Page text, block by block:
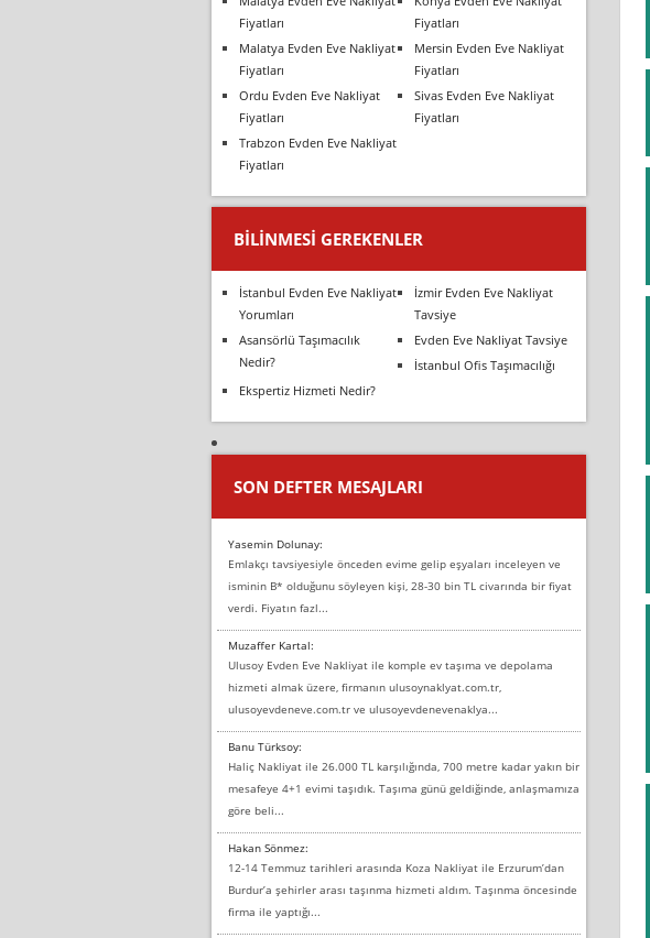
Fiyatları
Fiyatları
Malatya Evden Eve Nakliyat
Fiyatları
Mersin Evden Eve Nakliyat
Fiyatları
Ordu Evden Eve Nakliyat
Fiyatları
Sivas Evden Eve Nakliyat
Fiyatları
Trabzon Evden Eve Nakliyat
Fiyatları
BILINMESI GEREKENLER
İstanbul Evden Eve Nakliyat
Yorumları
İzmir Evden Eve Nakliyat
Tavsiye
Asansörlü Taşımacılık
Nedir?
Evden Eve Nakliyat Tavsiye
İstanbul Ofis Taşımacılığı
Ekspertiz Hizmeti Nedir?
SON DEFTER MESAJLARI
Yasemin Dolunay:
Emlakçı tavsiyesiyle önceden evime gelip eşyaları inceleyen ve
isminin B* olduğunu söyleyen kişi, 28-30 bin TL civarında bir fiyat
verdi. Fiyatın fazl...
Muzaffer Kartal:
Ulusoy Evden Eve Nakliyat ile komple ev taşıma ve depolama
hizmeti almak üzere, firmanın ulusoynaklyat.com.tr,
ulusoyevdeneve.com.tr ve ulusoyevdenevenaklya...
Banu Türksoy:
Haliç Nakliyat ile 26.000 TL karşılığında, 700 metre kadar yakın bir
mesafeye 4+1 evimi taşıdık. Taşıma günü geldiğinde, anlaşmamıza
göre beli...
Hakan Sönmez:
12-14 Temmuz tarihleri arasında Koza Nakliyat ile Erzurum’dan
Burdur’a şehirler arası taşınma hizmeti aldım. Taşınma öncesinde
firma ile yaptığı...